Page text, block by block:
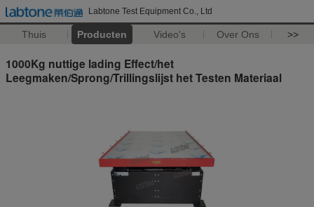
Labtone Test Equipment Co., Ltd
Thuis Producten Video's Over Ons >>
1000Kg nuttige lading Effect/het
Leegmaken/Sprong/Trillingslijst het Testen Materiaal